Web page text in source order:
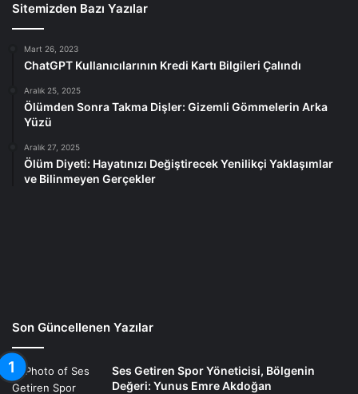
Sitemizden Bazı Yazılar
Mart 26, 2023
ChatGPT Kullanıcılarının Kredi Kartı Bilgileri Çalındı
Aralık 25, 2025
Ölümden Sonra Takma Dişler: Gizemli Gömmelerin Arka
Yüzü
Aralık 27, 2025
Ölüm Diyeti: Hayatınızı Değiştirecek Yenilikçi Yaklaşımlar
ve Bilinmeyen Gerçekler
Son Güncellenen Yazılar
Ses Getiren Spor Yöneticisi, Bölgenin
Değeri: Yunus Emre Akdoğan